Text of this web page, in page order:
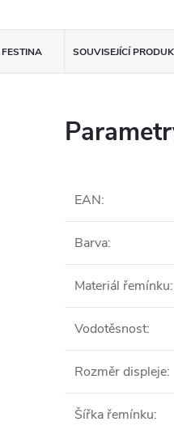
FESTINA SOUVISEJÍCÍ
EAN:
Barva:
Materiál řemínku:
Vodotěsnost:
Rozměr displeje:
Šířka řemínku: